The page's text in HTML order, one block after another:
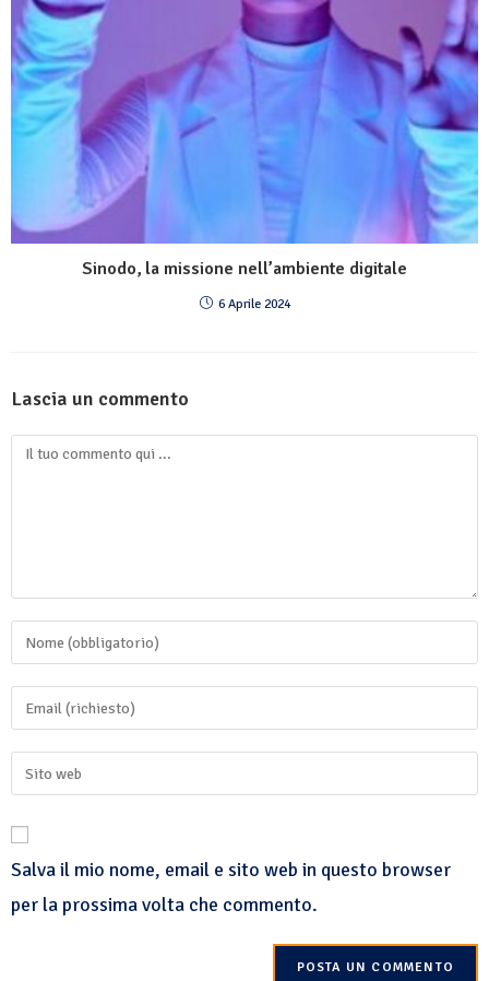
Sinodo, la missione nell’ambiente digitale
6 Aprile 2024
Lascia un commento
Salva il mio nome, email e sito web in questo browser
per la prossima volta che commento.